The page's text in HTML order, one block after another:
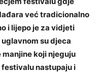
već tradicionalno
i lijepo je za vidjeti
su djeca
koji njeguju
nastupaju i